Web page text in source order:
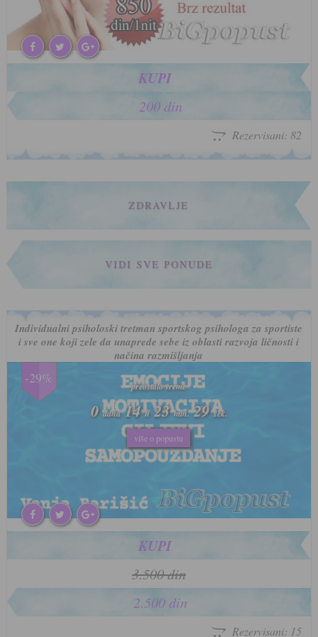
KUPI
200 din
Rezervisani: 82
ZDRAVLJE
VIDI SVE PONUDE
Individualni psiholoski tretman sportskog psihologa za sportiste
i sve one koji zele da unaprede sebe iz oblasti razvoja ličnosti i
načina razmišljanja
-29%
preostalo vreme
0dana 14h 23min. 26sek.
više o popustu
preostalo vreme
0dana 14h 23min. 26sek.
više o popustu
KUPI
3.500 din
2.500 din
Rezervisani: 15